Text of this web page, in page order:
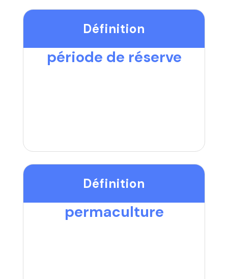
Définition
période de réserve
Définition
permaculture